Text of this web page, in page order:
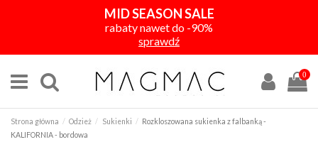
MID SEASON SALE
rabaty nawet do -90%
sprawdź
0
Strona główna Odzież Sukienki
Rozkloszowana sukienka z falbanką -
KALIFORNIA - bordowa